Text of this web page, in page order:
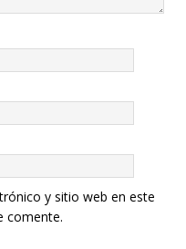
y sitio web en este
comente.